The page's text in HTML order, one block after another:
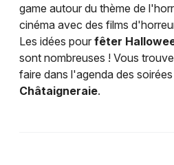
game autour du thème de
cinéma avec des films
Les idées pour fêter
sont nombreuses ! Vous
faire dans l'agenda des
Châtaigneraie.